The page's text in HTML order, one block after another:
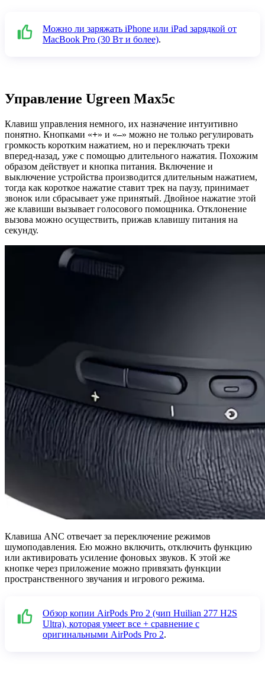
Можно ли заряжать iPhone или iPad зарядкой от
MacBook Pro (30 Вт и более).
Управление Ugreen Max5c
Клавиш управления немного, их назначение интуитивно
понятно. Кнопками «+» и «–» можно не только регулировать
громкость коротким нажатием, но и переключать треки
вперед-назад, уже с помощью длительного нажатия. Похожим
образом действует и кнопка питания. Включение и
выключение устройства производится длительным нажатием,
тогда как короткое нажатие ставит трек на паузу, принимает
звонок или сбрасывает уже принятый. Двойное нажатие этой
же клавиши вызывает голосового помощника. Отклонение
вызова можно осуществить, прижав клавишу питания на
секунду.
Клавиша ANC отвечает за переключение режимов
шумоподавления. Ею можно включить, отключить функцию
или активировать усиление фоновых звуков. К этой же
кнопке через приложение можно привязать функции
пространственного звучания и игрового режима.
Обзор копии AirPods Pro 2 (чип Huilian 277 H2S
Ultra), которая умеет все + сравнение с
оригинальными AirPods Pro 2.